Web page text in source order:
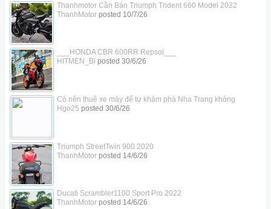
Thanhmotor Cần Bán Triumph Trident 660 Model 2022
ThanhMotorposted 10/7/26
___HONDA CBR 600RR Repsol___
HITMEN_Bi posted 30/6/26
Có nên thuê xe máy để tự khám phá Nha Trang không
Hgo25 posted 30/6/26
Triumph StreetTwin 900 2020
ThanhMotorposted 14/6/26
Ducati Scrambler1100 Sport Pro 2022
ThanhMotorposted 14/6/26